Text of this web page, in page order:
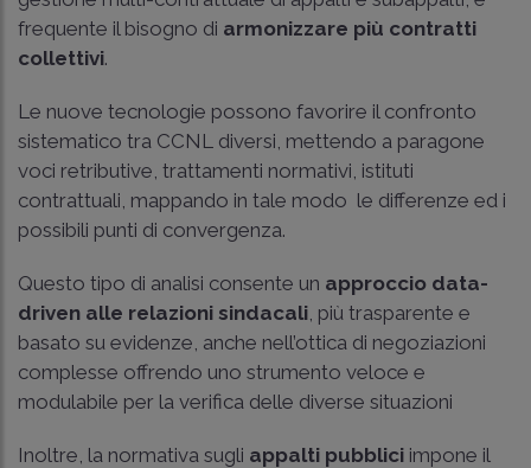
frequente il bisogno di armonizzare più contratti
collettivi.
Le nuove tecnologie possono favorire il confronto
sistematico tra CCNL diversi, mettendo a paragone
voci retributive, trattamenti normativi, istituti
contrattuali, mappando in tale modo le differenze ed i
possibili punti di convergenza.
Questo tipo di analisi consente un approccio data-
driven alle relazioni sindacali , più trasparente e
basato su evidenze, anche nell’ottica di negoziazioni
complesse offrendo uno strumento veloce e
modulabile per la verifica delle diverse situazioni
Inoltre, la normativa sugli appalti pubblici impone il